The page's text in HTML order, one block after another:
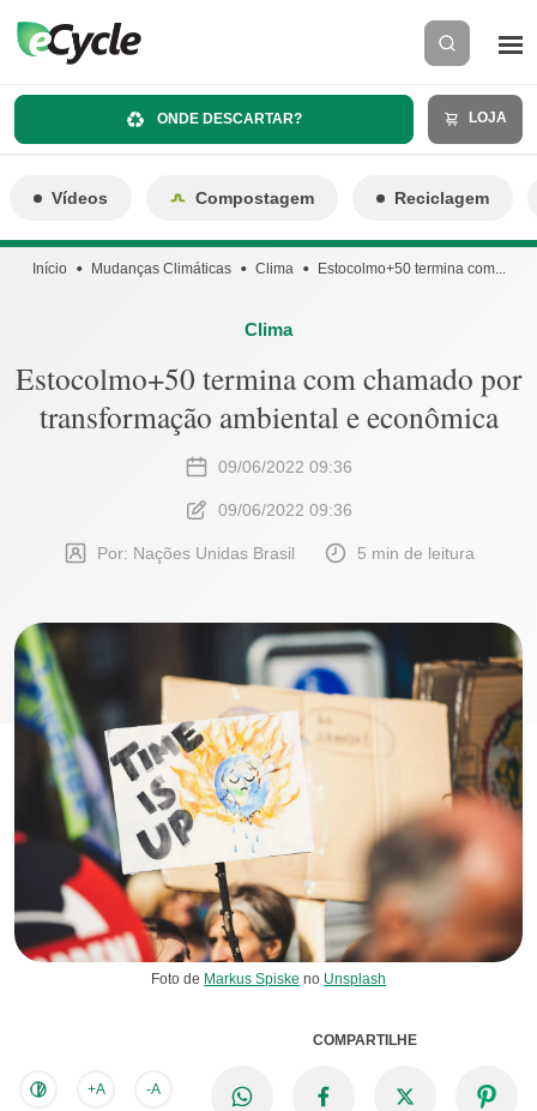
ONDE DESCARTAR? LOJA
Vídeos Compostagem Reciclagem
Início Mudanças Climáticas Clima Estocolmo+50 termina com...
Clima
Estocolmo+50 termina com chamado por
transformação ambiental e econômica
09/06/2022 09:36
09/06/2022 09:36
Por: Nações Unidas Brasil 5 min de leitura
Foto de Markus Spiske no Unsplash
+A -A
COMPARTILHE